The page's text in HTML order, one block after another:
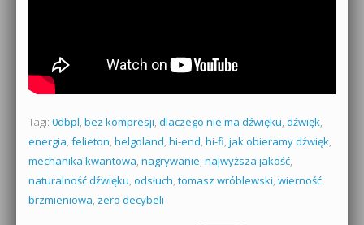
Tagi: 0dbpl, bez kompresji, dlaczego nie ma dźwięku, dźwięk,
energia, felieton, helgoland, hi-end, hi-fi, jak obieramy dźwięk,
mechanika kwantowa, nagrywanie, najwyższa jakość,
naturalność dźwięku, odsłuch, tomasz wróblewski, wierność
brzmieniowa, zero decybeli